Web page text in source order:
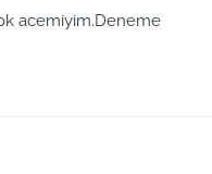
acemiyim.Deneme